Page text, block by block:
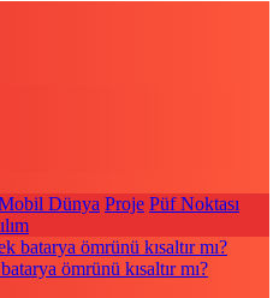
Dünya Proje Püf Noktası
ömrünü kısaltır mı?